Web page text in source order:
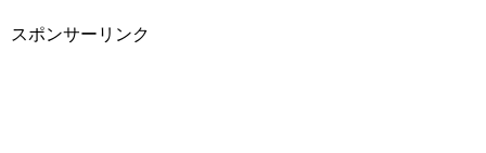
スポンサーリンク